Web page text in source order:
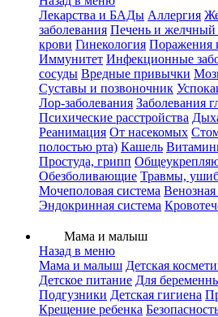
Лекарства и БАДы Аллергия
заболевания Печень и желчный
крови Гинекология Поражения
Иммунитет Инфекционные
сосуды Вредные привычки
Суставы и позвоночник
Лор-заболевания Заболевания
Психические расстройства
Реанимация От насекомых
полостью рта) Кашель
Простуда, грипп
Обезболивающие Травмы,
Мочеполовая система Венозная
Эндокринная система
Мама и малыш
Назад в меню
Мама и малыш Детская
Детское питание Для
Подгузники Детская гигиена
Крещение ребенка